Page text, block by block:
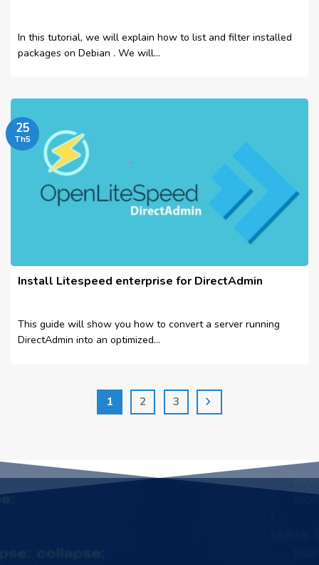
In this tutorial, we will explain how to list and filter installed
packages on Debian . We will...
Install Litespeed enterprise for DirectAdmin
This guide will show you how to convert a server running
DirectAdmin into an optimized...
25
Th5
1 2 3